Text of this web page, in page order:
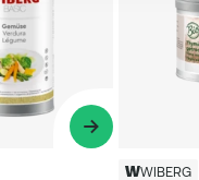
WIBERG